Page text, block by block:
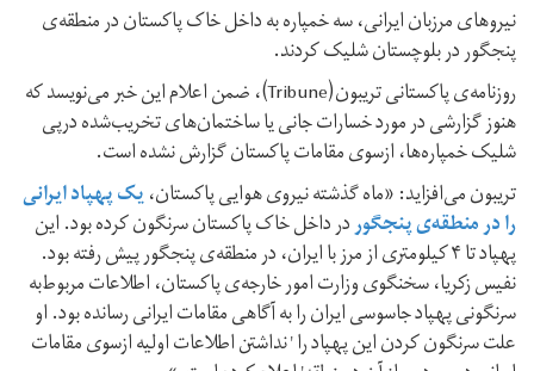
نیروهای مرزبان ایرانی، سه خمپاره به داخل خاک پاکستان در منطقه‌ی
پنجگور در بلوچستان شلیک کردند.
روزنامه‌ی پاکستانی تریبون(Tribune)، ضمن اعلام این خبر می‌نویسد که
هنوز گزارشی در مورد خسارات جانی یا ساختمان‌های تخریب‌شده درپی
شلیک خمپاره‌ها، ازسوی مقامات پاکستان گزارش نشده است.
تریبون می‌افزاید: «ماه گذشته نیروی هوایی پاکستان،یک پهپاد ایرانی
را در منطقه‌ی پنجگوردر داخل خاک پاکستان سرنگون کرده بود. این
پهپاد تا ۴ کیلومتری از مرز با ایران، در منطقه‌ی پنجگور پیش رفته بود.
نفیس زکریا، سخنگوی وزارت‌ امور خارجه‌ی پاکستان، اطلاعات مربوط‌به
سرنگونی پهپاد جاسوسی ایران را به آگاهی مقامات ایرانی رسانده بود. او
علت سرنگون کردن این پهپاد را ' نداشتن اطلاعات اولیه ازسوی مقامات